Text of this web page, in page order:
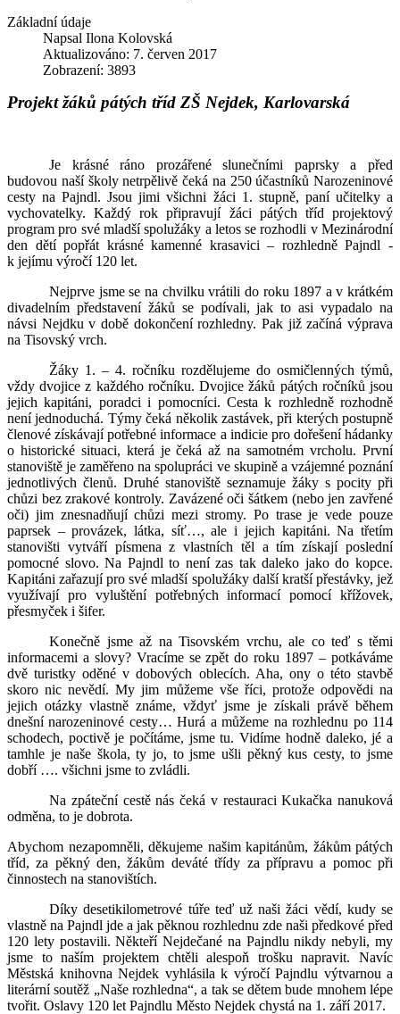
Základní údaje
Napsal Ilona Kolovská
Aktualizováno: 7. červen 2017
Zobrazení: 3893
Projekt žáků pátých tříd ZŠ Nejdek, Karlovarská
Je krásné ráno prozářené slunečními paprsky a před
budovou naší školy netrpělivě čeká na 250 účastníků Narozeninové
cesty na Pajndl. Jsou jimi všichni žáci 1. stupně, paní učitelky a
vychovatelky. Každý rok připravují žáci pátých tříd projektový
program pro své mladší spolužáky a letos se rozhodli v Mezinárodní
den dětí popřát krásné kamenné krasavici – rozhledně Pajndl -
k jejímu výročí 120 let.
Nejprve jsme se na chvilku vrátili do roku 1897 a v krátkém
divadelním představení žáků se podívali, jak to asi vypadalo na
návsi Nejdku v době dokončení rozhledny. Pak již začíná výprava
na Tisovský vrch.
Žáky 1. – 4. ročníku rozdělujeme do osmičlenných týmů,
vždy dvojice z každého ročníku. Dvojice žáků pátých ročníků jsou
jejich kapitáni, poradci i pomocníci. Cesta k rozhledně rozhodně
není jednoduchá. Týmy čeká několik zastávek, při kterých postupně
členové získávají potřebné informace a indicie pro dořešení hádanky
o historické situaci, která je čeká až na samotném vrcholu. První
stanoviště je zaměřeno na spolupráci ve skupině a vzájemné poznání
jednotlivých členů. Druhé stanoviště seznamuje žáky s pocity při
chůzi bez zrakové kontroly. Zavázené oči šátkem (nebo jen zavřené
oči) jim znesnadňují chůzi mezi stromy. Po trase je vede pouze
paprsek – provázek, látka, síť…, ale i jejich kapitáni. Na třetím
stanovišti vytváří písmena z vlastních těl a tím získají poslední
pomocné slovo. Na Pajndl to není zas tak daleko jako do kopce.
Kapitáni zařazují pro své mladší spolužáky další kratší přestávky, jež
využívají pro vyluštění potřebných informací pomocí křížovek,
přesmyček i šifer.
Konečně jsme až na Tisovském vrchu, ale co teď s těmi
informacemi a slovy? Vracíme se zpět do roku 1897 – potkáváme
dvě turistky oděné v dobových oblecích. Aha, ony o této stavbě
skoro nic nevědí. My jim můžeme vše říci, protože odpovědi na
jejich otázky vlastně známe, vždyť jsme je získali právě během
dnešní narozeninové cesty… Hurá a můžeme na rozhlednu po 114
schodech, poctivě je počítáme, jsme tu. Vidíme hodně daleko, jé a
tamhle je naše škola, ty jo, to jsme ušli pěkný kus cesty, to jsme
dobří …. všichni jsme to zvládli.
Na zpáteční cestě nás čeká v restauraci Kukačka nanuková
odměna, to je dobrota.
Abychom nezapomněli, děkujeme našim kapitánům, žákům pátých
tříd, za pěkný den, žákům deváté třídy za přípravu a pomoc při
činnostech na stanovištích.
Díky desetikilometrové túře teď už naši žáci vědí, kudy se
vlastně na Pajndl jde a jak pěknou rozhlednu zde naši předkové před
120 lety postavili. Někteří Nejdečané na Pajndlu nikdy nebyli, my
jsme to naším projektem chtěli alespoň trošku napravit. Navíc
Městská knihovna Nejdek vyhlásila k výročí Pajndlu výtvarnou a
literární soutěž „Naše rozhledna“, a tak se dětem bude mnohem lépe
tvořit. Oslavy 120 let Pajndlu Město Nejdek chystá na 1. září 2017.